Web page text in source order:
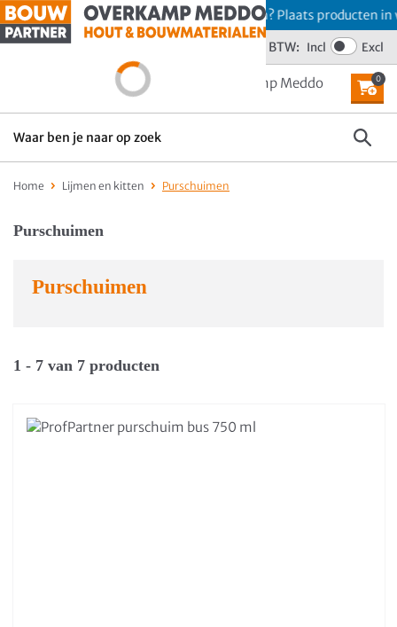
Offerte aanvragen? Plaats producten in
Wij scoren een 4,6 BTW: Incl Excl
0
Home Lijmen en kitten Purschuimen
Purschuimen
Purschuimen
1 - 7 van 7 producten